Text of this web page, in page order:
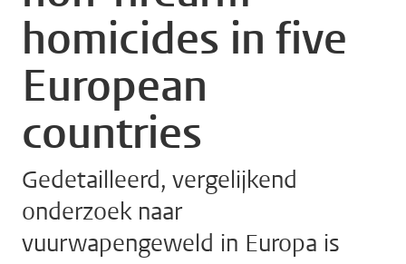
homicides in five
European
countries
Gedetailleerd, vergelijkend
onderzoek naar
vuurwapengeweld in Europa is